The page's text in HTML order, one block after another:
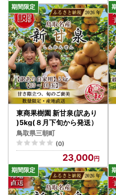
東商果樹園 新甘泉(訳あり
)5kg(８月下旬から発送）
鳥取県三朝町
(0)
23,000